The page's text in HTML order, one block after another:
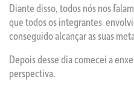
Diante disso, todos nós nos
que todos os integrantes
conseguido alcançar as suas
Depois desse dia comecei a
perspectiva.